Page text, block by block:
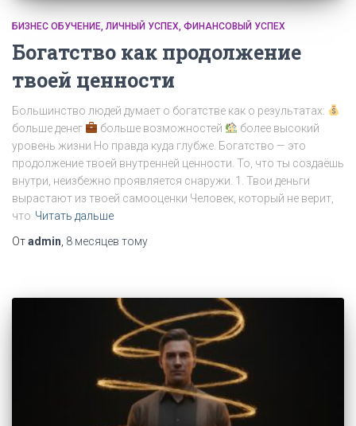
БИЗНЕС ОБУЧЕНИЕ ЛИЧНЫЙ УСПЕХ ФИНАНСОВЫЙ УСПЕХ
Богатство как продолжение
твоей ценности
Большинство людей думает о богатстве как о результатах:
больше денег
больше возможностей
более высокий
уровень жизни Но правда куда глубже. Богатство — это
продолжение твоей внутренней ценности. То, что ты создаёшь
внутри, неизбежно проявляется снаружи. 1. Твои деньги
вырастают из твоей самооценки Человек, который не верит,
что Читать дальше
Отadmin 8 месяцев тому